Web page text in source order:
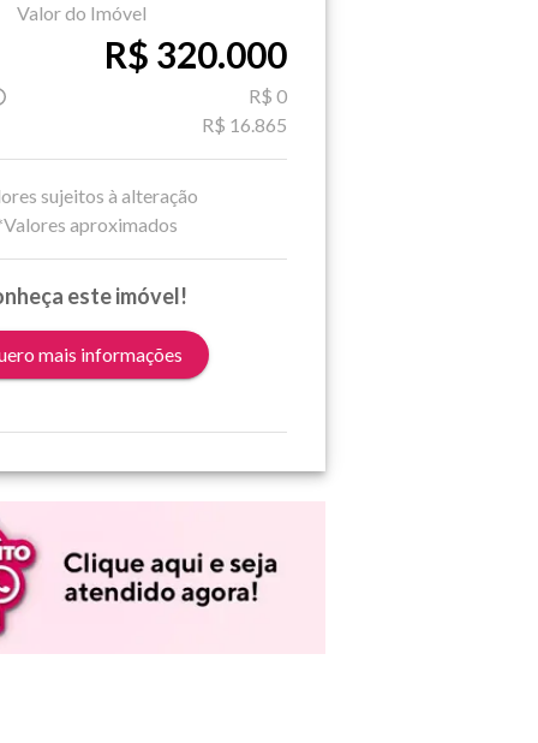
Valor do Imóvel
R$ 320.000
R$ 0
R$ 16.865
sujeitos à alteração
aproximados
este imóvel!
mais informações